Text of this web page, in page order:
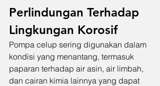
Perlindungan Terhadap
Lingkungan Korosif
Pompa celup sering digunakan dalam
kondisi yang menantang, termasuk
paparan terhadap air asin, air limbah,
dan cairan kimia lainnya yang dapat